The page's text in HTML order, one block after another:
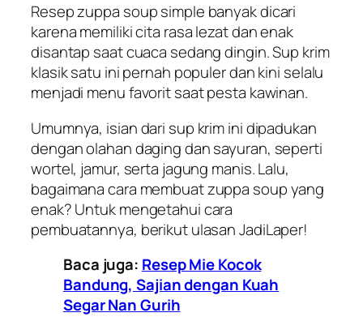
Resep zuppa soup simple banyak dicari
karena memiliki cita rasa lezat dan enak
disantap saat cuaca sedang dingin. Sup krim
klasik satu ini pernah populer dan kini selalu
menjadi menu favorit saat pesta kawinan.
Umumnya, isian dari sup krim ini dipadukan
dengan olahan daging dan sayuran, seperti
wortel, jamur, serta jagung manis. Lalu,
bagaimana cara membuat zuppa soup yang
enak? Untuk mengetahui cara
pembuatannya, berikut ulasan JadiLaper!
Baca juga: Resep Mie Kocok
Bandung, Sajian dengan Kuah
Segar Nan Gurih